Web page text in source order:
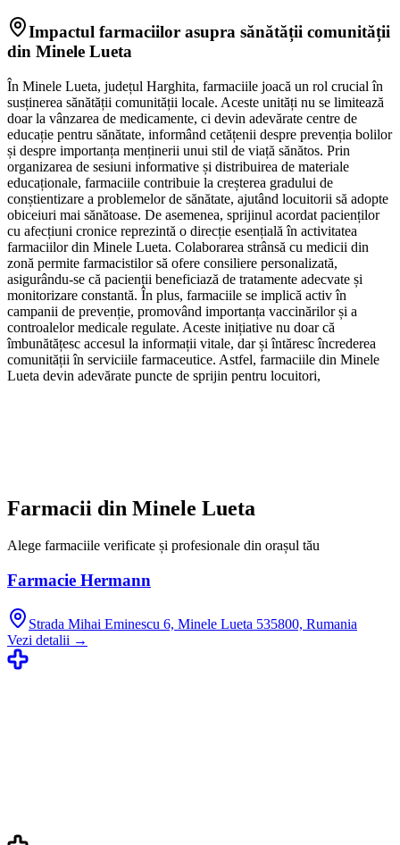
Impactul farmaciilor asupra sănătății comunității
din Minele Lueta
În Minele Lueta, județul Harghita, farmaciile joacă un rol crucial în
susținerea sănătății comunității locale. Aceste unități nu se limitează
doar la vânzarea de medicamente, ci devin adevărate centre de
educație pentru sănătate, informând cetățenii despre prevenția bolilor
și despre importanța menținerii unui stil de viață sănătos. Prin
organizarea de sesiuni informative și distribuirea de materiale
educaționale, farmaciile contribuie la creșterea gradului de
conștientizare a problemelor de sănătate, ajutând locuitorii să adopte
obiceiuri mai sănătoase. De asemenea, sprijinul acordat pacienților
cu afecțiuni cronice reprezintă o direcție esențială în activitatea
farmaciilor din Minele Lueta. Colaborarea strânsă cu medicii din
zonă permite farmacistilor să ofere consiliere personalizată,
asigurându-se că pacienții beneficiază de tratamente adecvate și
monitorizare constantă. În plus, farmaciile se implică activ în
campanii de prevenție, promovând importanța vaccinărilor și a
controalelor medicale regulate. Aceste inițiative nu doar că
îmbunătățesc accesul la informații vitale, dar și întăresc încrederea
comunității în serviciile farmaceutice. Astfel, farmaciile din Minele
Lueta devin adevărate puncte de sprijin pentru locuitori,
Farmacii din Minele Lueta
Alege farmaciile verificate și profesionale din orașul tău
Farmacie Hermann
Strada Mihai Eminescu 6, Minele Lueta 535800, Rumania
Vezi detalii →